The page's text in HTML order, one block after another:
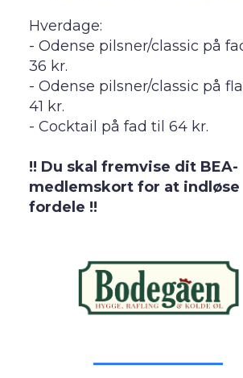
Hverdage:
- Odense pilsner/classic på
36 kr.
- Odense pilsner/classic på
41 kr.
- Cocktail på fad til 64 kr.
!! Du skal fremvise dit BEA-
medlemskort for at indløse
fordele !!